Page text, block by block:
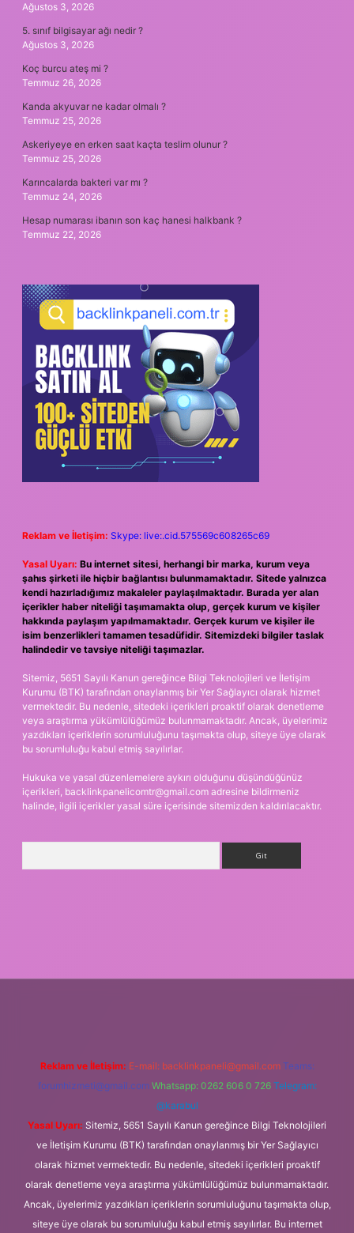
Ağustos 3, 2026
5. sınıf bilgisayar ağı nedir ?
Ağustos 3, 2026
Koç burcu ateş mi ?
Temmuz 26, 2026
Kanda akyuvar ne kadar olmalı ?
Temmuz 25, 2026
Askeriyeye en erken saat kaçta teslim olunur ?
Temmuz 25, 2026
Karıncalarda bakteri var mı ?
Temmuz 24, 2026
Hesap numarası ibanın son kaç hanesi halkbank ?
Temmuz 22, 2026
Reklam ve İletişim: Skype: live:.cid.575569c608265c69
Yasal Uyarı: Bu internet sitesi, herhangi bir marka, kurum veya
şahıs şirketi ile hiçbir bağlantısı bulunmamaktadır. Sitede yalnızca
kendi hazırladığımız makaleler paylaşılmaktadır. Burada yer alan
içerikler haber niteliği taşımamakta olup, gerçek kurum ve kişiler
hakkında paylaşım yapılmamaktadır. Gerçek kurum ve kişiler ile
isim benzerlikleri tamamen tesadüfidir. Sitemizdeki bilgiler taslak
halindedir ve tavsiye niteliği taşımazlar.
Sitemiz, 5651 Sayılı Kanun gereğince Bilgi Teknolojileri ve İletişim
Kurumu (BTK) tarafından onaylanmış bir Yer Sağlayıcı olarak hizmet
vermektedir. Bu nedenle, sitedeki içerikleri proaktif olarak denetleme
veya araştırma yükümlülüğümüz bulunmamaktadır. Ancak, üyelerimiz
yazdıkları içeriklerin sorumluluğunu taşımakta olup, siteye üye olarak
bu sorumluluğu kabul etmiş sayılırlar.
Hukuka ve yasal düzenlemelere aykırı olduğunu düşündüğünüz
içerikleri, backlinkpanelicomtr@gmail.com adresine bildirmeniz
halinde, ilgili içerikler yasal süre içerisinde sitemizden kaldırılacaktır.
Reklam ve İletişim: E-mail: backlinkpaneli@gmail.com Teams:
forumhizmeti@gmail.com Whatsapp: 0262 606 0 726 Telegram:
@karabul
Yasal Uyarı: Sitemiz, 5651 Sayılı Kanun gereğince Bilgi Teknolojileri
ve İletişim Kurumu (BTK) tarafından onaylanmış bir Yer Sağlayıcı
olarak hizmet vermektedir. Bu nedenle, sitedeki içerikleri proaktif
olarak denetleme veya araştırma yükümlülüğümüz bulunmamaktadır.
Ancak, üyelerimiz yazdıkları içeriklerin sorumluluğunu taşımakta olup,
siteye üye olarak bu sorumluluğu kabul etmiş sayılırlar. Bu internet